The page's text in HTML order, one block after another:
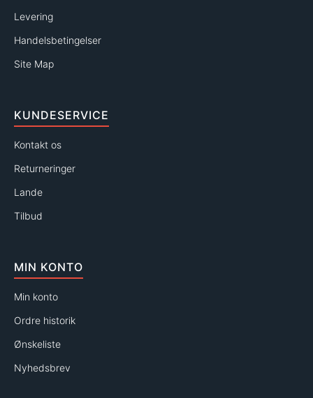
Levering
Handelsbetingelser
Site Map
KUNDESERVICE
Kontakt os
Returneringer
Lande
Tilbud
MIN KONTO
Min konto
Ordre historik
Ønskeliste
Nyhedsbrev